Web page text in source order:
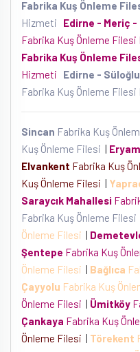
Fabrika Kuş Önleme
Hizmeti
Edirne - Meriç -
Fabrika Kuş Önleme
Fabrika Kuş Önleme
Hizmeti
Edirne -
Fabrika Kuş Önleme
Sincan Fabrika Kuş
Kuş Önleme Filesi |
Elvankent Fabrika Kuş
Kuş Önleme Filesi |
Saraycık Mahallesi
Fabrika Kuş Önleme Filesi
Önleme Filesi |
Şentepe Fabrika Kuş
Önleme Filesi | Bağlıca
Çayyolu Fabrika Kuş
Önleme Filesi | Ümitköy
Çankaya Fabrika Kuş
Önleme Filesi | Törekent